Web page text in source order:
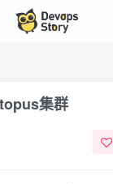
集群